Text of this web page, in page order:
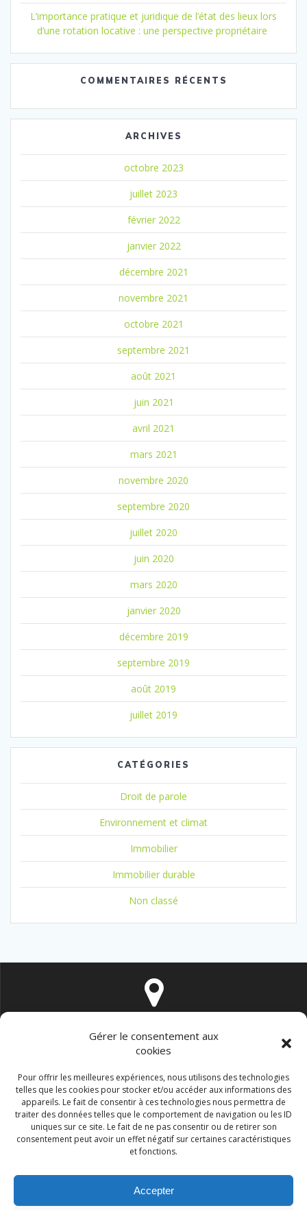
Gérer le consentement aux
cookies
Pour offrir les meilleures expériences, nous utilisons des technologies
telles que les cookies pour stocker et/ou accéder aux informations des
appareils. Le fait de consentir à ces technologies nous permettra de
traiter des données telles que le comportement de navigation ou les ID
uniques sur ce site. Le fait de ne pas consentir ou de retirer son
consentement peut avoir un effet négatif sur certaines caractéristiques
et fonctions.
Accepter
L’importance pratique et juridique de l’état des lieux lors
d’une rotation locative : une perspective propriétaire
COMMENTAIRES RÉCENTS
ARCHIVES
octobre 2023
juillet 2023
février 2022
janvier 2022
décembre 2021
novembre 2021
octobre 2021
septembre 2021
août 2021
juin 2021
avril 2021
mars 2021
novembre 2020
septembre 2020
juillet 2020
juin 2020
mars 2020
janvier 2020
décembre 2019
septembre 2019
août 2019
juillet 2019
CATÉGORIES
Droit de parole
Environnement et climat
Immobilier
Immobilier durable
Non classé
16 rue de Vintimille 75009 PARIS
contact@immo-durable.fr